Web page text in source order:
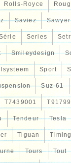
Rolls-Royce
Saviez Sawyer
Series
Smileydesign
Sport
Suz-61
T7439001
Tendeur Tesla
Tiguan Timing
Tours Tout